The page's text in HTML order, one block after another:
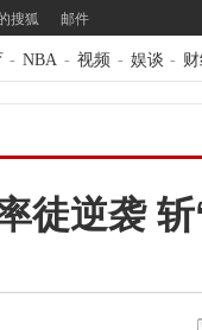
搜狐 邮件
- NBA - 视频 - 娱谈 -
徒逆袭